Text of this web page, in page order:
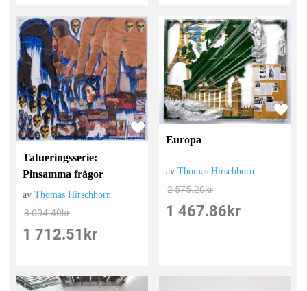
Tatueringsserie:
Pinsamma frågor
avThomas Hirschhorn
3 004.40kr
1 712.51 kr
Europa
avThomas Hirschhorn
2 575.20kr
1 467.86 kr